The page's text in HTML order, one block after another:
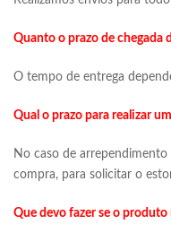
Quanto o prazo de chegada
O tempo de entrega
Qual o prazo para realizar
No caso de
compra, para solicitar o
Que devo fazer se o